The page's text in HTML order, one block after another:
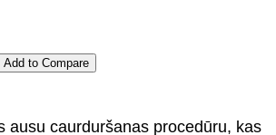
Add to Compare
ausu caurduršanas procedūru, kas